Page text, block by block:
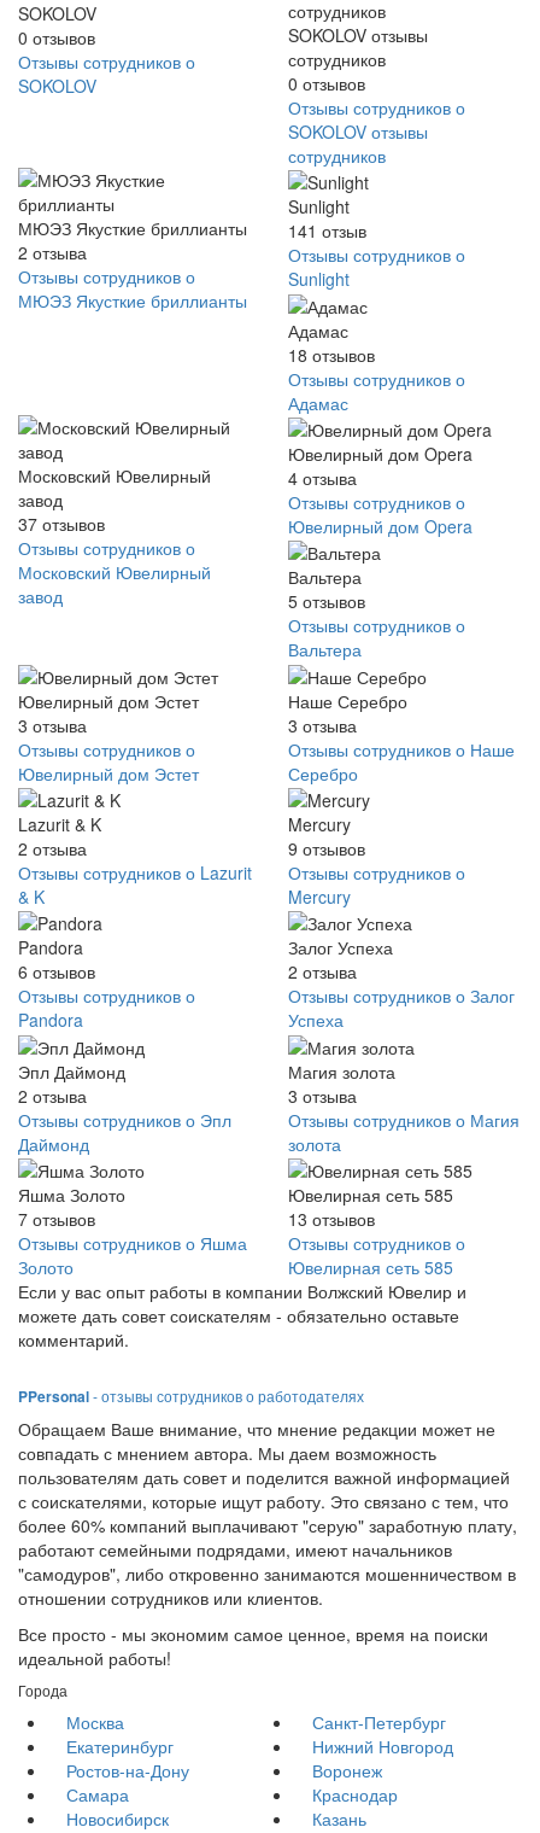
SOKOLOV
0 отзывов
Отзывы сотрудников о
SOKOLOV
SOKOLOV отзывы
сотрудников
0 отзывов
Отзывы сотрудников о
SOKOLOV отзывы
сотрудников
МЮЭЗ Якусткие бриллианты
2 отзыва
Отзывы сотрудников о
МЮЭЗ Якусткие бриллианты
Sunlight
141 отзыв
Отзывы сотрудников о
Sunlight
Адамас
18 отзывов
Отзывы сотрудников о
Адамас
Московский Ювелирный
завод
37 отзывов
Отзывы сотрудников о
Московский Ювелирный
завод
Ювелирный дом Opera
4 отзыва
Отзывы сотрудников о
Ювелирный дом Opera
Вальтера
5 отзывов
Отзывы сотрудников о
Вальтера
Ювелирный дом Эстет
3 отзыва
Отзывы сотрудников о
Ювелирный дом Эстет
Наше Серебро
3 отзыва
Отзывы сотрудников о Наше
Серебро
Lazurit & K
2 отзыва
Отзывы сотрудников о Lazurit
& K
Mercury
9 отзывов
Отзывы сотрудников о
Mercury
Pandora
6 отзывов
Отзывы сотрудников о
Pandora
Залог Успеха
2 отзыва
Отзывы сотрудников о Залог
Успеха
Эпл Даймонд
2 отзыва
Отзывы сотрудников о Эпл
Даймонд
Магия золота
3 отзыва
Отзывы сотрудников о Магия
золота
Яшма Золото
7 отзывов
Отзывы сотрудников о Яшма
Золото
Ювелирная сеть 585
13 отзывов
Отзывы сотрудников о
Ювелирная сеть 585
Если у вас опыт работы в компании Волжский Ювелир и
можете дать совет соискателям - обязательно оставьте
комментарий.
PPersonal- отзывы сотрудников о работодателях
Обращаем Ваше внимание, что мнение редакции может не
совпадать с мнением автора. Мы даем возможность
пользователям дать совет и поделится важной информацией
с соискателями, которые ищут работу. Это связано с тем, что
более 60% компаний выплачивают "серую" заработную плату,
работают семейными подрядами, имеют начальников
"самодуров", либо откровенно занимаются мошенничеством в
отношении сотрудников или клиентов.
Все просто - мы экономим самое ценное, время на поиски
идеальной работы!
Города
Москва
Санкт-Петербург
Екатеринбург
Нижний Новгород
Ростов-на-Дону
Воронеж
Самара
Краснодар
Новосибирск
Казань